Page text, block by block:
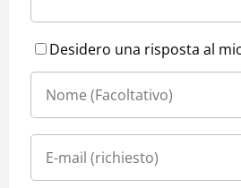
Desidero una risposta al